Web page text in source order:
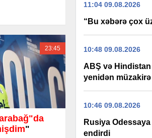
23:45
"
11:04 09.08.2026
“Bu xəbərə çox
10:48 09.08.2026
ABŞ və Hindistan
yenidən
10:46 09.08.2026
Rusiya
endirdi